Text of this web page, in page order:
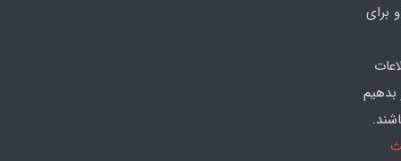
برای
بدهیم